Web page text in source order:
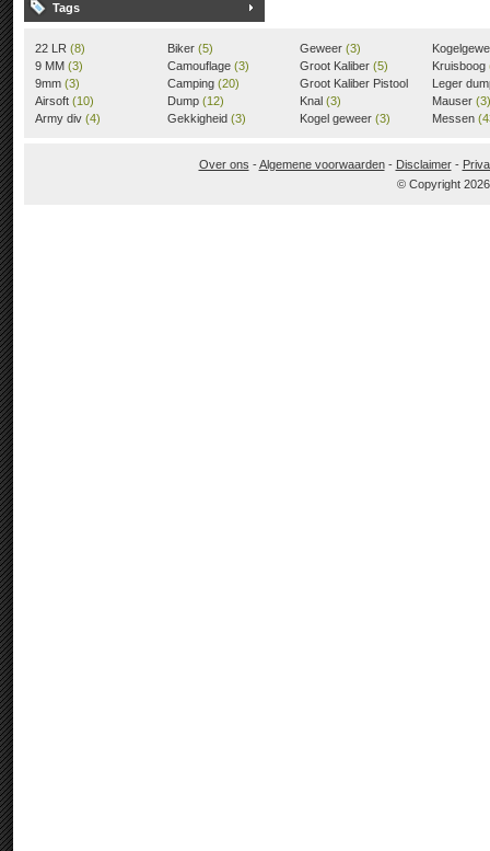
Tags
22 LR (8)
9 MM (3)
9mm (3)
Airsoft (10)
Army div (4)
Biker (5)
Camouflage (3)
Camping (20)
Dump (12)
Gekkigheid (3)
Geweer (3)
Groot Kaliber (5)
Groot Kaliber Pistool
(3)
Knal (3)
Kogel geweer (3)
Kruisboog
Leger
Mauser (3)
Messen
Over ons -Algemene voorwaarden- Disclaimer-
© Copyright